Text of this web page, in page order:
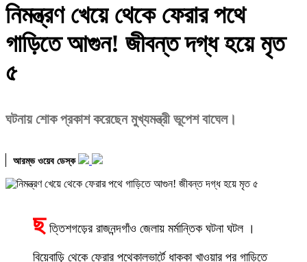
নিমন্ত্রণ খেয়ে থেকে ফেরার পথে
গাড়িতে আগুন! জীবন্ত দগ্ধ হয়ে মৃত
৫
ঘটনায় শোক প্রকাশ করেছেন মুখ্যমন্ত্রী ভূপেশ বাঘেল।
আরম্ভ ওয়েব ডেস্ক
ছ ত্তিশগড়ের রাজনন্দগাঁও জেলায় মর্মান্তিক ঘটনা ঘটল ।
বিয়েবাড়ি থেকে ফেরার পথেকালভার্টে ধাক্কা খাওয়ার পর গাড়িতে